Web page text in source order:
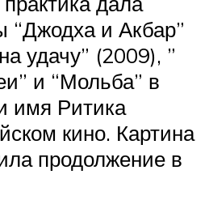
и Акбар”
удачу” (2009), ”
и “Мольба” в
имя Ритика
кино. Картина
продолжение в